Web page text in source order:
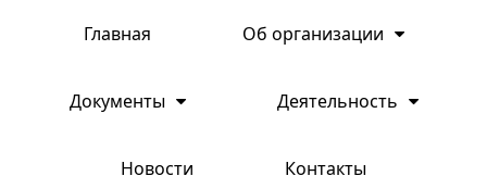
Главная Об организации
Документы Деятельность
Новости Контакты